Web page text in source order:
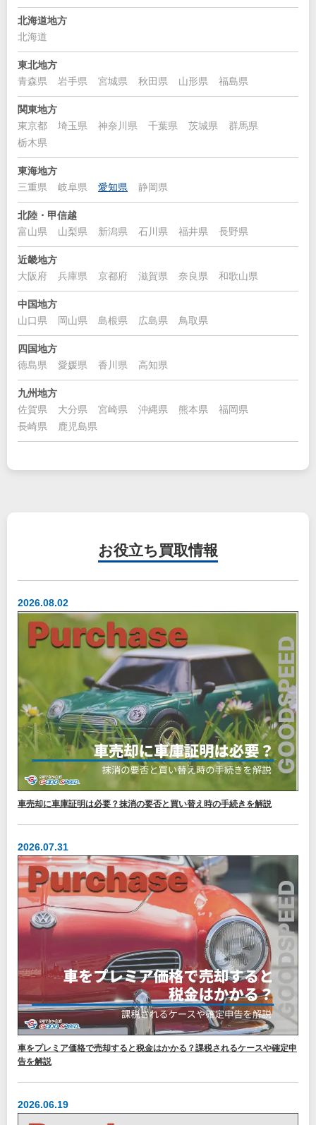
北海道地方
北海道
東北地方
青森県
岩手県 宮城県 秋田県 山形県 福島県
関東地方
東京都
埼玉県 神奈川県 千葉県 茨城県
群馬県
栃木県
東海地方
三重県
岐阜県 愛知県 静岡県
北陸・甲信越
富山県
山梨県 新潟県 石川県 福井県 長野県
近畿地方
大阪府
兵庫県 京都府 滋賀県 奈良県 和歌山県
中国地方
山口県
岡山県 島根県 広島県 鳥取県
四国地方
徳島県
愛媛県 香川県 高知県
九州地方
佐賀県
大分県 宮崎県 沖縄県 熊本県
福岡県
長崎県
鹿児島県
お役立ち 買取情報
2026.08.02
車売却に車庫証明は必要？抹消の要否と買い替え時の手続きを解説
2026.07.31
車をプレミア価格で売却すると税金はかかる？課税されるケースや確定申
告を解説
2026.06.19